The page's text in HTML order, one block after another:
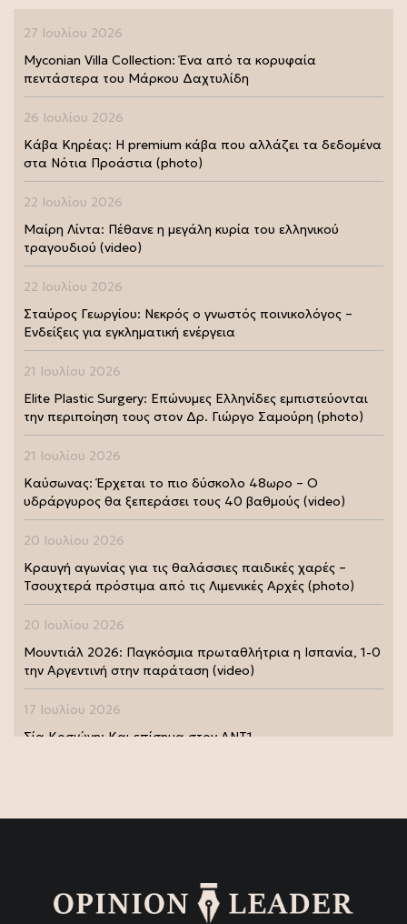
27 Ιουλίου 2026
Myconian Villa Collection: Ένα από τα κορυφαία
πεντάστερα του Μάρκου Δαχτυλίδη
26 Ιουλίου 2026
Κάβα Κηρέας: Η premium κάβα που αλλάζει τα δεδομένα
στα Νότια Προάστια (photo)
22 Ιουλίου 2026
Μαίρη Λίντα: Πέθανε η μεγάλη κυρία του ελληνικού
τραγουδιού (video)
22 Ιουλίου 2026
Σταύρος Γεωργίου: Νεκρός ο γνωστός ποινικολόγος –
Ενδείξεις για εγκληματική ενέργεια
21 Ιουλίου 2026
Elite Plastic Surgery: Επώνυμες Ελληνίδες εμπιστεύονται
την περιποίηση τους στον Δρ. Γιώργο Σαμούρη (photo)
21 Ιουλίου 2026
Καύσωνας: Έρχεται το πιο δύσκολο 48ωρο – Ο
υδράργυρος θα ξεπεράσει τους 40 βαθμούς (video)
20 Ιουλίου 2026
Κραυγή αγωνίας για τις θαλάσσιες παιδικές χαρές –
Τσουχτερά πρόστιμα από τις Λιμενικές Αρχές (photo)
20 Ιουλίου 2026
Μουντιάλ 2026: Παγκόσμια πρωταθλήτρια η Ισπανία, 1-0
την Αργεντινή στην παράταση (video)
17 Ιουλίου 2026
Σία Κοσιώνη: Και επίσημα στον ΑΝΤ1
της Μάρως Κοντού (photo)
Μάρω Κοντού: Πέθανε η σπουδαία ηθοποιός (video)